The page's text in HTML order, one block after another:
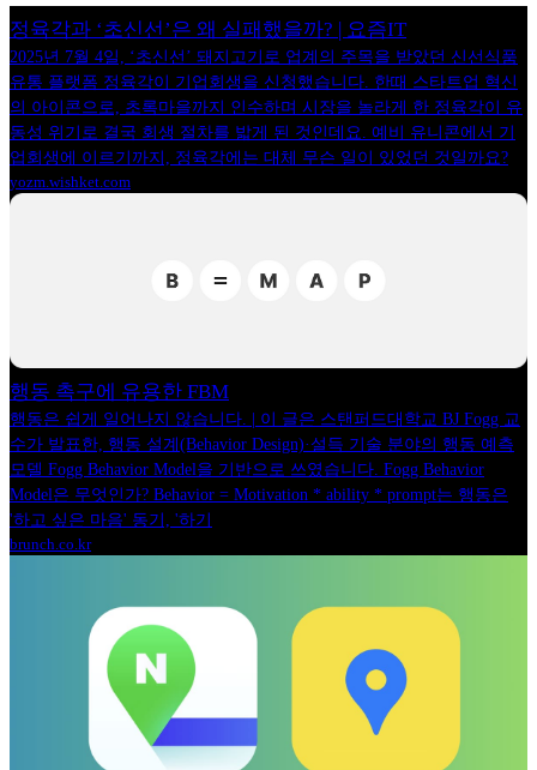
정육각과 ‘초신선’은 왜 실패했을까? | 요즘IT
2025년 7월 4일, ‘초신선’ 돼지고기로 업계의 주목을 받았던 신선식품
유통 플랫폼 정육각이 기업회생을 신청했습니다. 한때 스타트업 혁신
의 아이콘으로, 초록마을까지 인수하며 시장을 놀라게 한 정육각이 유
동성 위기로 결국 회생 절차를 밟게 된 것인데요. 예비 유니콘에서 기
업회생에 이르기까지, 정육각에는 대체 무슨 일이 있었던 것일까요?
yozm.wishket.com
행동 촉구에 유용한 FBM
행동은 쉽게 일어나지 않습니다. | 이 글은 스탠퍼드대학교 BJ Fogg 교
수가 발표한, 행동 설계(Behavior Design)·설득 기술 분야의 행동 예측
모델 Fogg Behavior Model을 기반으로 쓰였습니다. Fogg Behavior
Model은 무엇인가? Behavior = Motivation * ability * prompt는 행동은
'하고 싶은 마음' 동기, '하기
brunch.co.kr